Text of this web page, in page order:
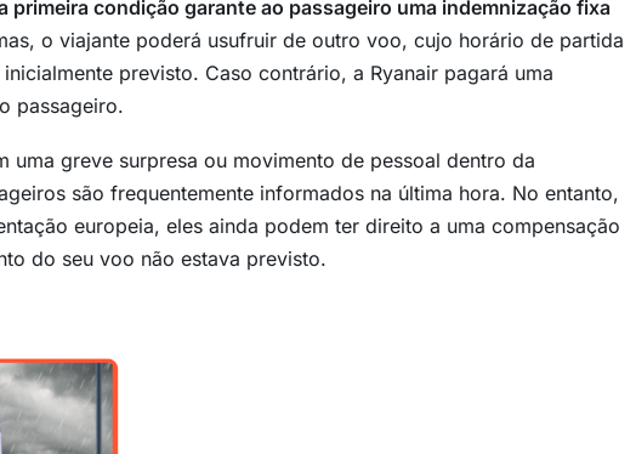
primeira condição garante ao passageiro uma indemnização fixa
o viajante poderá usufruir de outro voo, cujo horário de partida
previsto. Caso contrário, a Ryanair pagará uma
passageiro.
uma greve surpresa ou movimento de pessoal dentro da
são frequentemente informados na última hora. No entanto,
europeia, eles ainda podem ter direito a uma compensação
do seu voo não estava previsto.